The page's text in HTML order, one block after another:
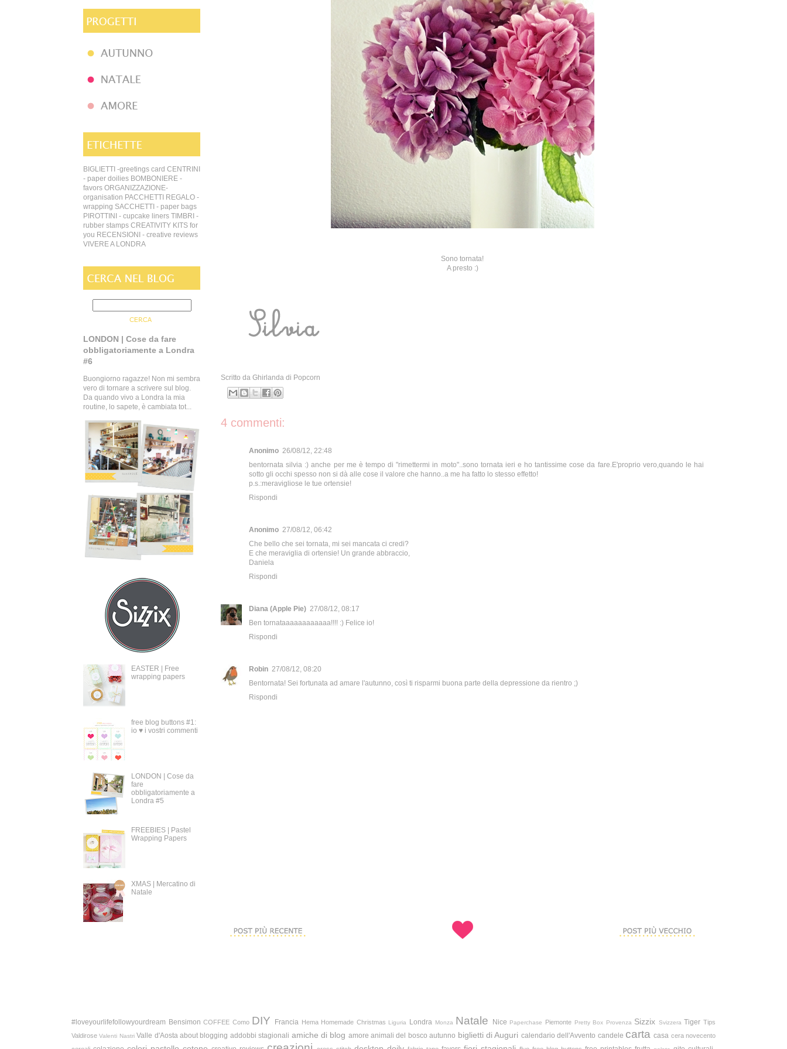
Sono tornata!
A presto :)
Scritto da Ghirlanda di Popcorn
4 commenti:
Anonimo 26/08/12, 22:48
bentornata silvia :) anche per me è tempo di "rimettermi in moto"..sono tornata ieri e ho tantissime cose da fare.E'proprio vero,quando le hai
sotto gli occhi spesso non si dà alle cose il valore che hanno..a me ha fatto lo stesso effetto!
p.s.:meravigliose le tue ortensie!
Rispondi
Anonimo 27/08/12, 06:42
Che bello che sei tornata, mi sei mancata ci credi?
E che meraviglia di ortensie! Un grande abbraccio,
Daniela
Rispondi
Diana (Apple Pie) 27/08/12, 08:17
Ben tornataaaaaaaaaaaa!!!! :) Felice io!
Rispondi
Robin 27/08/12, 08:20
Bentornata! Sei fortunata ad amare l'autunno, così ti risparmi buona parte della depressione da rientro ;)
Rispondi
BIGLIETTI -greetings card CENTRINI
- paper doilies BOMBONIERE -
favors ORGANIZZAZIONE-
organisation PACCHETTI REGALO -
wrapping SACCHETTI - paper bags
PIROTTINI - cupcake liners TIMBRI -
rubber stamps CREATIVITY KITS for
you RECENSIONI - creative reviews
VIVERE A LONDRA
LONDON | Cose da fare
obbligatoriamente a Londra
#6
Buongiorno ragazze! Non mi sembra
vero di tornare a scrivere sul blog.
Da quando vivo a Londra la mia
routine, lo sapete, è cambiata tot...
EASTER | Free
wrapping papers
free blog buttons #1:
io ♥ i vostri commenti
LONDON | Cose da
fare
obbligatoriamente a
Londra #5
FREEBIES | Pastel
Wrapping Papers
XMAS | Mercatino di
Natale
#loveyourlifefollowyourdream Bensimon COFFEE Como DIY Francia Hema Homemade Christmas Liguria Londra Monza Natale Nice Paperchase Piemonte Pretty Box Provenza Sizzix Svizzera Tiger Tips
Valdirose Valenti Nastri Valle d'Aosta about blogging addobbi stagionali amiche di blog amore animali del bosco autunno biglietti di Auguri calendario dell'Avvento candele carta casa cera novecento